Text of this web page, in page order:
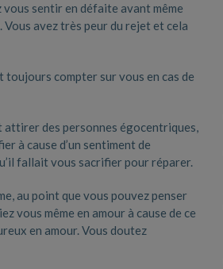
sentir en défaite avant même
avez très peur du rejet et cela
toujours compter sur vous en cas de
des personnes égocentriques,
à cause d’un sentiment de
fallait vous sacrifier pour réparer.
au point que vous pouvez penser
vous même en amour à cause de ce
en amour. Vous doutez